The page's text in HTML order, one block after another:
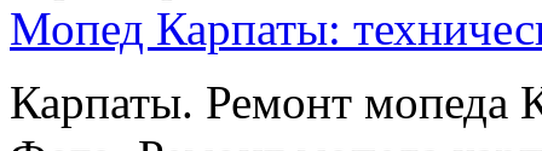
Мопед Карпаты:
Карпаты. Ремонт мопеда